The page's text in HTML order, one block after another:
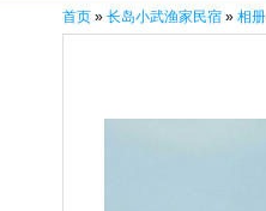
首页 » 长岛小武渔家民宿 » 相册